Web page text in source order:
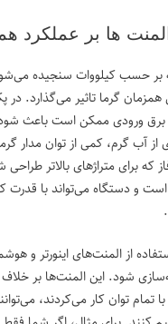
المنت ها بر عملکرد
بر حسب کیلووات سنجیده
همزمان گرما تاثیر می‌گذارد. در
برق ورودی ممکن است باعث
از آب گرم، کمی از توان مدار
که برای متراژهای بالاتر
است و دستگاه می‌تواند با قدرت
۱۴۰۵، استفاده از المنت‌های
شود. این المنت‌ها بر
تمام توان کار می‌کردند،